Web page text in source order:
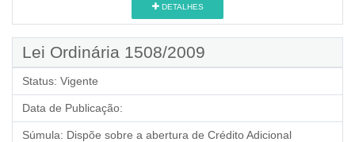
DETALHES
Lei Ordinária 1508/2009
Status: Vigente
Data de Publicação:
Súmula: Dispõe sobre a abertura de Crédito Adicional